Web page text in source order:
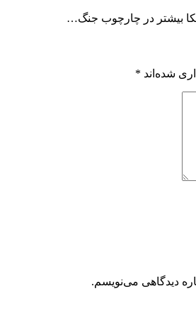
بیشتر در چارچوب جنگ…
شده‌اند *
دیدگاهی می‌نویسم.